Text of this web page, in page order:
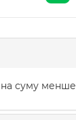
суму менше